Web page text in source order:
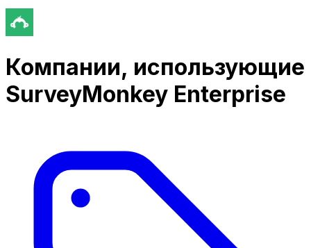
Компании, использующие
SurveyMonkey Enterprise